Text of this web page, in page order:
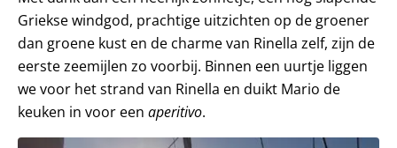
Griekse windgod, prachtige uitzichten op de groener
dan groene kust en de charme van Rinella zelf, zijn de
eerste zeemijlen zo voorbij. Binnen een uurtje liggen
we voor het strand van Rinella en duikt Mario de
keuken in voor een aperitivo.